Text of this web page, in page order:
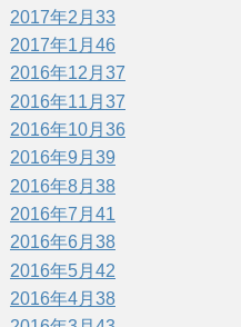
2017年2月 33
2017年1月 46
2016年12月 37
2016年11月 37
2016年10月 36
2016年9月 39
2016年8月 38
2016年7月 41
2016年6月 38
2016年5月 42
2016年4月 38